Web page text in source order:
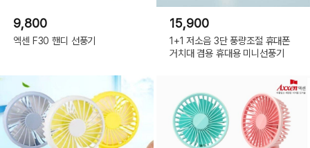
9,800
엑센 F30 핸디 선풍기
15,900
1+1 저소음 3단 풍량조절 휴대폰
거치대 겸용 휴대용 미니선풍기